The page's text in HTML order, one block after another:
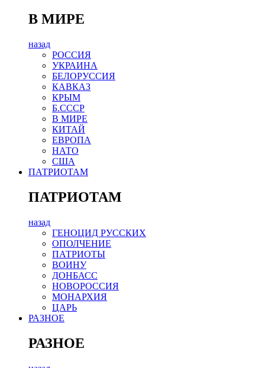
В МИРЕ
назад
РОСCИЯ
УКРАИНА
БЕЛОРУССИЯ
КАВКАЗ
КРЫМ
Б.СССР
В МИРЕ
КИТАЙ
ЕВРОПА
НАТО
США
ПАТРИОТАМ
ПАТРИОТАМ
назад
ГЕНОЦИД РУССКИХ
ОПОЛЧЕНИЕ
ПАТРИОТЫ
ВОИНУ
ДОНБАСС
НОВОРОССИЯ
МОНАРХИЯ
ЦАРЬ
РАЗНОЕ
РАЗНОЕ